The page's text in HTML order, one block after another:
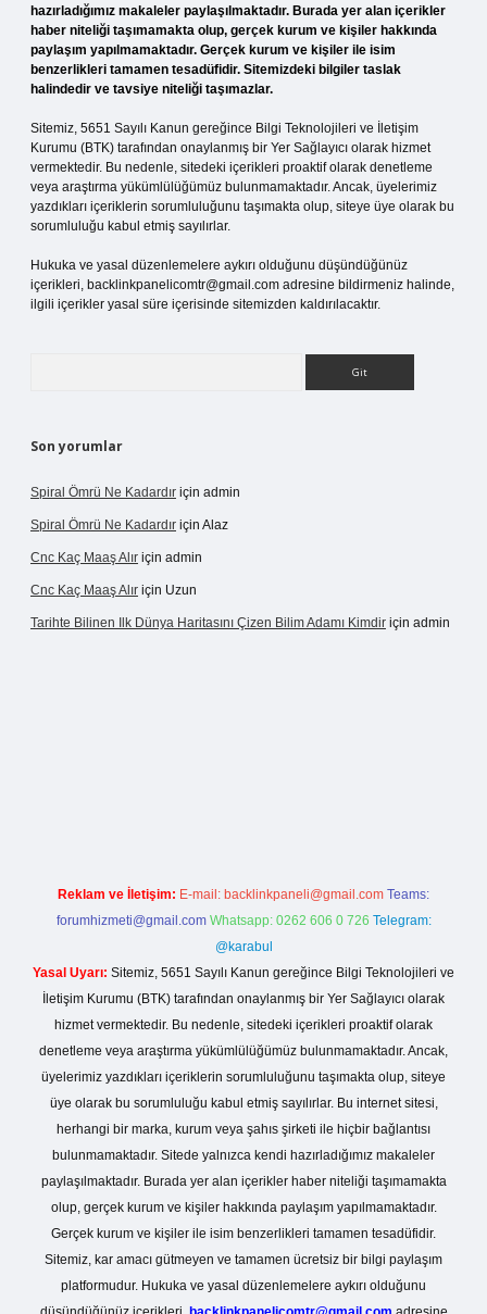
hazırladığımız makaleler paylaşılmaktadır. Burada yer alan içerikler
haber niteliği taşımamakta olup, gerçek kurum ve kişiler hakkında
paylaşım yapılmamaktadır. Gerçek kurum ve kişiler ile isim
benzerlikleri tamamen tesadüfidir. Sitemizdeki bilgiler taslak
halindedir ve tavsiye niteliği taşımazlar.
Sitemiz, 5651 Sayılı Kanun gereğince Bilgi Teknolojileri ve İletişim
Kurumu (BTK) tarafından onaylanmış bir Yer Sağlayıcı olarak hizmet
vermektedir. Bu nedenle, sitedeki içerikleri proaktif olarak denetleme
veya araştırma yükümlülüğümüz bulunmamaktadır. Ancak, üyelerimiz
yazdıkları içeriklerin sorumluluğunu taşımakta olup, siteye üye olarak bu
sorumluluğu kabul etmiş sayılırlar.
Hukuka ve yasal düzenlemelere aykırı olduğunu düşündüğünüz
içerikleri, backlinkpanelicomtr@gmail.com adresine bildirmeniz halinde,
ilgili içerikler yasal süre içerisinde sitemizden kaldırılacaktır.
Son yorumlar
Spiral Ömrü Ne Kadardır için admin
Spiral Ömrü Ne Kadardır için Alaz
Cnc Kaç Maaş Alır için admin
Cnc Kaç Maaş Alır için Uzun
Tarihte Bilinen Ilk Dünya Haritasını Çizen Bilim Adamı Kimdir için admin
Reklam ve İletişim: E-mail: backlinkpaneli@gmail.com Teams:
forumhizmeti@gmail.com Whatsapp: 0262 606 0 726 Telegram:
@karabul
Yasal Uyarı: Sitemiz, 5651 Sayılı Kanun gereğince Bilgi Teknolojileri ve
İletişim Kurumu (BTK) tarafından onaylanmış bir Yer Sağlayıcı olarak
hizmet vermektedir. Bu nedenle, sitedeki içerikleri proaktif olarak
denetleme veya araştırma yükümlülüğümüz bulunmamaktadır. Ancak,
üyelerimiz yazdıkları içeriklerin sorumluluğunu taşımakta olup, siteye
üye olarak bu sorumluluğu kabul etmiş sayılırlar. Bu internet sitesi,
herhangi bir marka, kurum veya şahıs şirketi ile hiçbir bağlantısı
bulunmamaktadır. Sitede yalnızca kendi hazırladığımız makaleler
paylaşılmaktadır. Burada yer alan içerikler haber niteliği taşımamakta
olup, gerçek kurum ve kişiler hakkında paylaşım yapılmamaktadır.
Gerçek kurum ve kişiler ile isim benzerlikleri tamamen tesadüfidir.
Sitemiz, kar amacı gütmeyen ve tamamen ücretsiz bir bilgi paylaşım
platformudur. Hukuka ve yasal düzenlemelere aykırı olduğunu